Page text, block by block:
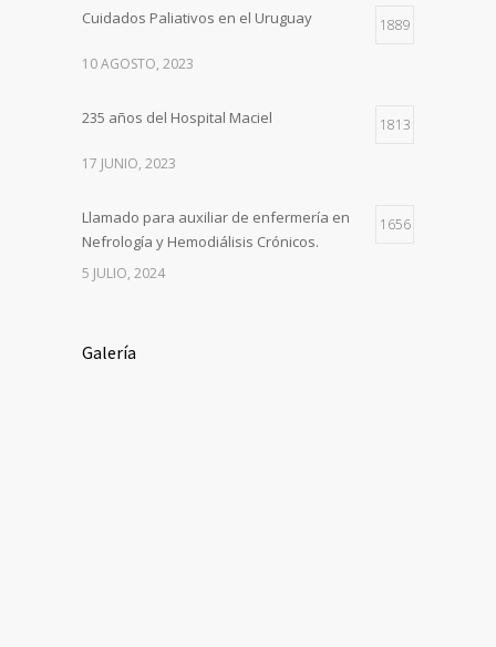
Cuidados Paliativos en el Uruguay 1889
10 AGOSTO, 2023
235 años del Hospital Maciel 1813
17 JUNIO, 2023
Llamado para auxiliar de enfermería en
Nefrología y Hemodiálisis Crónicos.
1656
5 JULIO, 2024
Galería